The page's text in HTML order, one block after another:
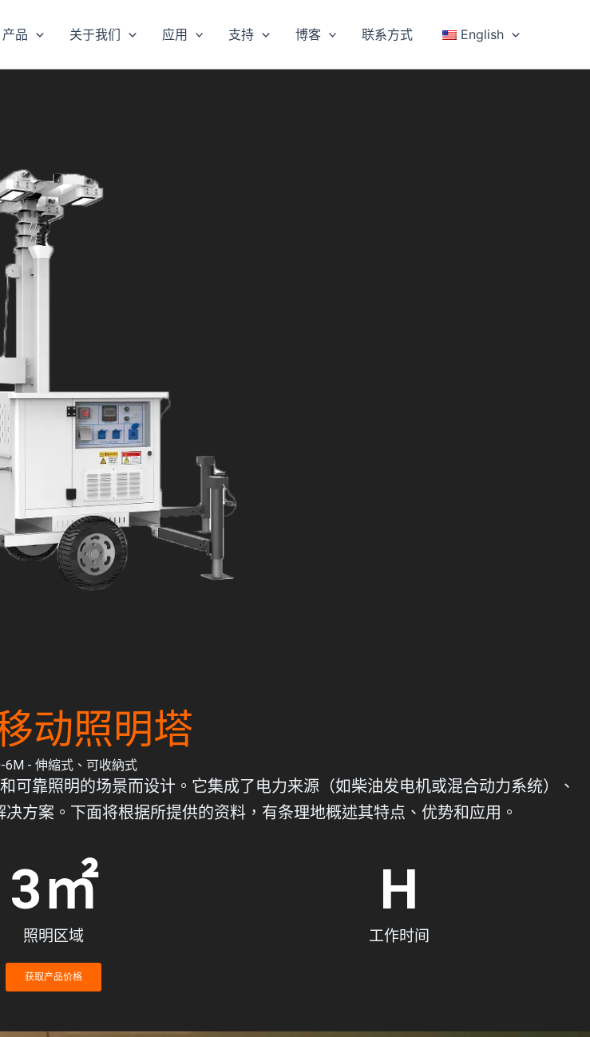
产品 关于我们 应用 支持 博客 联系方式 English
动照明塔
6M - 伸縮式、可收納式
靠照明的场景而设计。它集成了电力来源（如柴油发电机或混合动力系统）、
方案。下面将根据所提供的资料，有条理地概述其特点、优势和应用。
照明区域
3㎡
工作时间
H
获取产品价格